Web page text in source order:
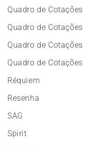
Quadro de Cotações
Quadro de Cotações
Quadro de Cotações
Quadro de Cotações
Réquiem
Resenha
SAG
Spirit